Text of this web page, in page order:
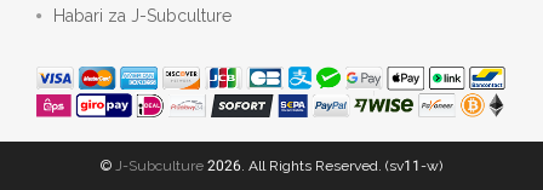
Habari za J-Subculture
© J-Subculture 2026. All Rights Reserved. (sv11-w)